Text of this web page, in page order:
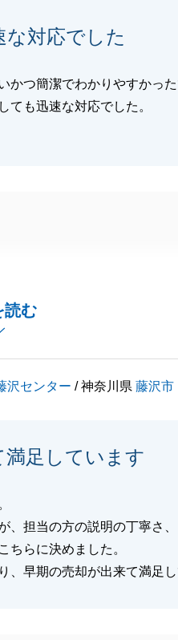
対応でした
かつ簡潔でわかりやすかった
ても迅速な対応でした。
読む
いますが、A様の早急なご
います。
沢センター / 神奈川県藤沢市
足しています
、担当の方の説明の丁寧さ
ちらに決めました。
、早期の売却が出来て満足し